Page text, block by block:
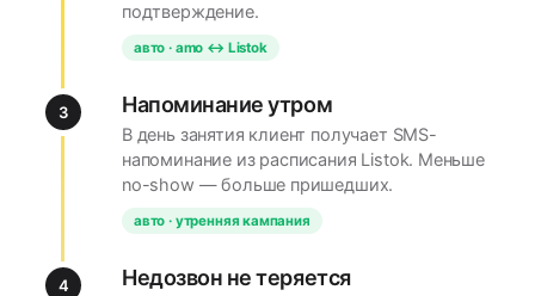
подтверждение.
авто · amo ↔ Listok
3 Напоминание утром
В день занятия клиент получает SMS-
напоминание из расписания Listok. Меньше
no-show — больше пришедших.
авто · утренняя кампания
4 Недозвон не теряется